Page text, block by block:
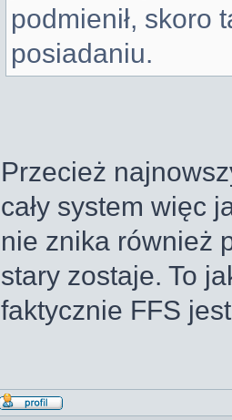
podmienił, skoro
posiadaniu.
Przecież
cały system więc
nie znika również
stary zostaje. To
faktycznie FFS